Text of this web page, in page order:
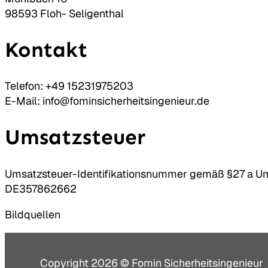
98593 Floh- Seligenthal
Kontakt
Telefon: +49 15231975203
E-Mail: info@fominsicherheitsingenieur.de
Umsatzsteuer
Umsatzsteuer-Identifikationsnummer gemäß §27 a
DE357862662
Bildquellen
Copyright 2026 © Fomin Sicherheitsingenieur